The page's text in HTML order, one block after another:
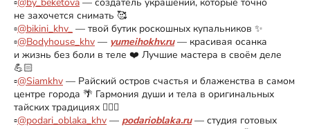
не захочется снимать 🥰
▫️@bikini_khv_ — твой бутик роскошных купальников ✨
▫️@Bodyhouse_khv — yumeihokhv.ru— красивая осанка
и жизнь без боли в теле ❤️ Лучшие мастера в своём деле
💪🏻
▫️@Siamkhv — Райский остров счастья и блаженства в самом
центре города 🌴 Гармония души и тела в оригинальных
тайских традициях 💆🏻‍♀️
▫️@podari_oblaka_khv — podarioblaka.ru— студия готовых